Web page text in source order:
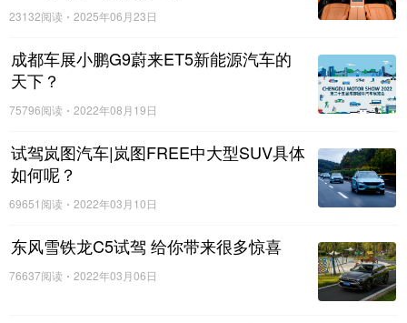
潮玩之旅中，哈弗大狗搭载的 也吸引了媒体关注。V3智能
可实现全语音交互， 随时随地可打断，语音播报无烦恼
让旅途变得轻松愉快，更让操作变得简单，并为真正的雨林穿越奠定
了一个好的基调。
23132阅读 2025年06月23日
成都车展小鹏G9蔚来ET5新能源汽车的
天下？
75796阅读 2022年08月19日
试驾岚图汽车|岚图FREE中大型SUV具体
如何呢？
69651阅读 2022年03月10日
东风雪铁龙C5试驾 给你带来很多惊喜
76637阅读 2022年03月06日